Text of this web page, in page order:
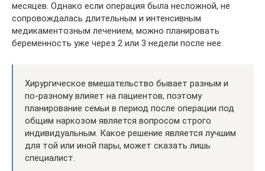
месяцев. Однако если операция была несложной, не
сопровождалась длительным и интенсивным
медикаментозным лечением, можно планировать
беременность уже через 2 или 3 недели после нее.
Хирургическое вмешательство бывает разным и
по-разному влияет на пациентов, поэтому
планирование семьи в период после операции под
общим наркозом является вопросом строго
индивидуальным. Какое решение является лучшим
для той или иной пары, может сказать лишь
специалист.